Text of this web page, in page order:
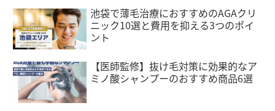
池袋で薄毛治療におすすめのAGAクリ
ニック10選と費用を抑える3つのポイ
ント
【医師監修】抜け毛対策に効果的なア
ミノ酸シャンプーのおすすめ商品6選